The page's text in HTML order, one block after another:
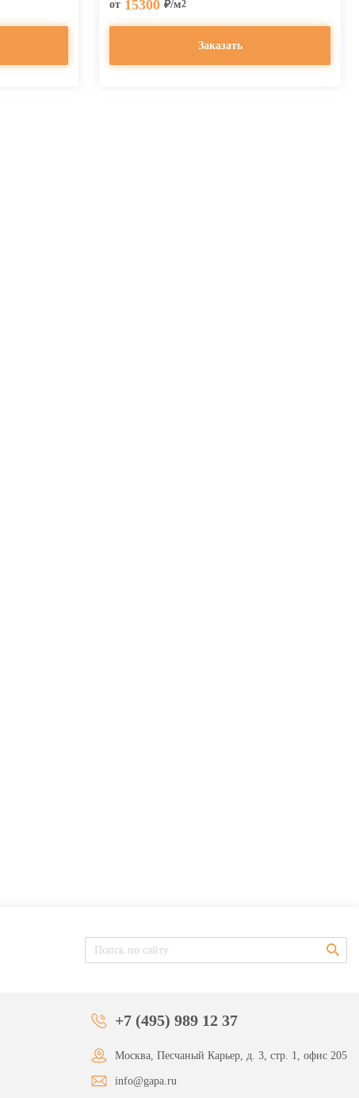
от 15300 ₽/м2
Заказать
+7 (495) 989 12 37
Москва, Песчаный Карьер, д. 3, стр. 1, офис 205
info@gapa.ru